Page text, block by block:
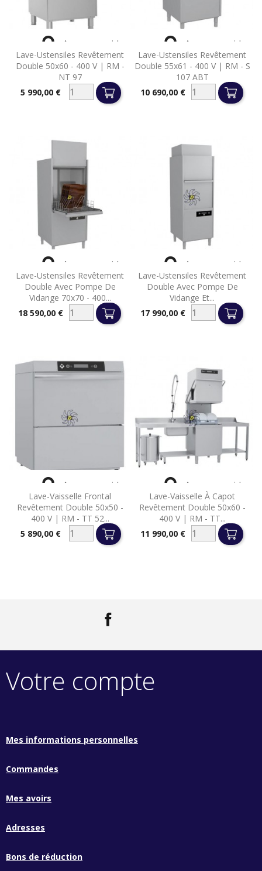
Lave-Ustensiles Revêtement
Double 50x60 - 400 V | RM -
NT 97
Prix5 990,00 €
 Aperçu rapide
Lave-Ustensiles Revêtement
Double 55x61 - 400 V | RM - S
107 ABT
Prix
10 690,00 €
 Aperçu rapide
Lave-Ustensiles Revêtement
Double Avec Pompe De
Vidange 70x70 - 400...
Prix
18 590,00 €
 Aperçu rapide
Lave-Ustensiles Revêtement
Double Avec Pompe De
Vidange Et...
Prix
17 990,00 €
 Aperçu rapide
Lave-Vaisselle Frontal
Revêtement Double 50x50 -
400 V | RM - TT 52...
Prix5 890,00 €
 Aperçu rapide
Lave-Vaisselle À Capot
Revêtement Double 50x60 -
400 V | RM - TT...
Prix
11 990,00 €
 Aperçu rapide
Votre compte
Mes informations personnelles
Commandes
Mes avoirs
Adresses
Bons de réduction